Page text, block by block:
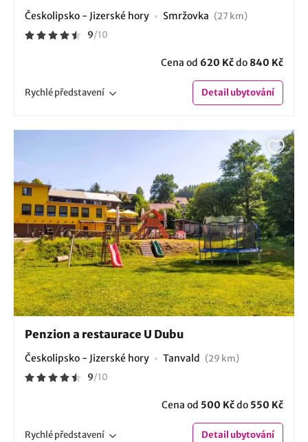
Českolipsko - Jizerské hory Smržovka (27 km)
9/10
Cena od 620 Kčdo 840 Kč
Rychlépředstavení Detailubytování
Penzion a restaurace U Dubu
Českolipsko - Jizerské hory Tanvald (29 km)
9/10
Cena od 500 Kčdo 550 Kč
Rychlépředstavení Detailubytování